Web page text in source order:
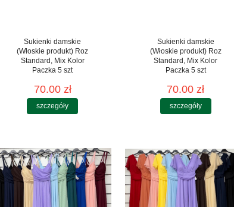
Sukienki damskie
(Włoskie produkt) Roz
Standard, Mix Kolor
Paczka 5 szt
70.00 zł
szczegóły
Sukienki damskie
(Włoskie produkt) Roz
Standard, Mix Kolor
Paczka 5 szt
70.00 zł
szczegóły